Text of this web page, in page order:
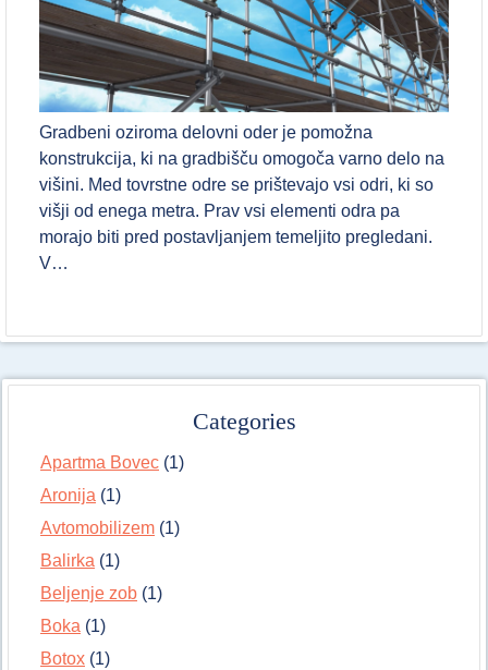
Gradbeni oziroma delovni oder je pomožna
konstrukcija, ki na gradbišču omogoča varno delo na
višini. Med tovrstne odre se prištevajo vsi odri, ki so
višji od enega metra. Prav vsi elementi odra pa
morajo biti pred postavljanjem temeljito pregledani.
V…
Categories
Apartma Bovec (1)
Aronija (1)
Avtomobilizem (1)
Balirka (1)
Beljenje zob (1)
Boka (1)
Botox (1)